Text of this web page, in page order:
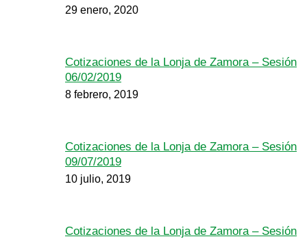
29 enero, 2020
Cotizaciones de la Lonja de Zamora – Sesión
06/02/2019
8 febrero, 2019
Cotizaciones de la Lonja de Zamora – Sesión
09/07/2019
10 julio, 2019
Cotizaciones de la Lonja de Zamora – Sesión